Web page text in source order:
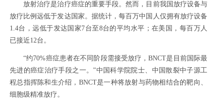
放射治疗是治疗癌症的重要手段。然而，目前我国放疗设备与
放疗比例远低于发达国家。据统计，每百万中国人仅拥有放疗设备
1.4台，远低于发达国家7台至8台的平均水平；在美国，每百万人
已接近12台。
“约70%癌症患者在不同阶段需接受放疗，BNCT是目前国际最
先进的癌症治疗手段之一。”中国科学院院士、中国散裂中子源工
程总指挥陈和生介绍，BNCT是一种将放射与药物相结合的靶向、
细胞级精准放疗。